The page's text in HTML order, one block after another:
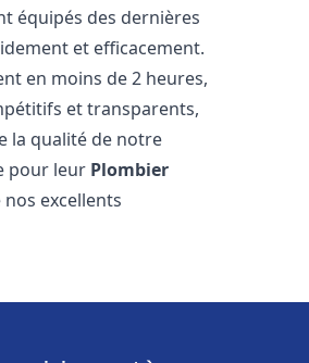
équipés des dernières
et efficacement.
en moins de 2 heures,
et transparents,
la qualité de notre
pour leur Plombier
excellents